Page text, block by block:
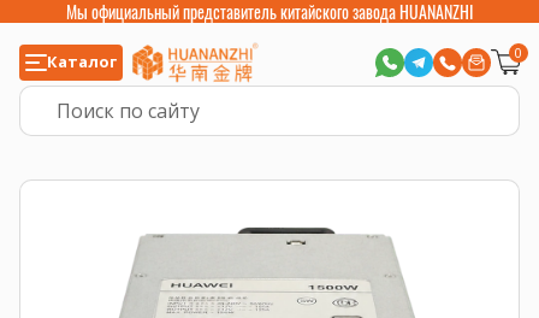
Мы официальный представитель китайского завода HUANANZHI
Каталог 0